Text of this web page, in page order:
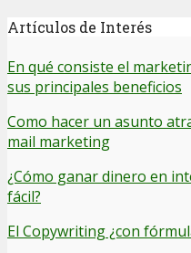
Artículos de Interés
En qué consiste el
sus principales beneficios
Como hacer un asunto
mail marketing
¿Cómo ganar dinero en
fácil?
El Copywriting ¿con